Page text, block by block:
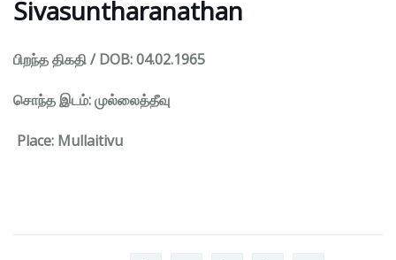
Sivasuntharanathan
பிறந்த திகதி / DOB: 04.02.1965
சொந்த இடம்: முல்லைத்தீவு
Place: Mullaitivu